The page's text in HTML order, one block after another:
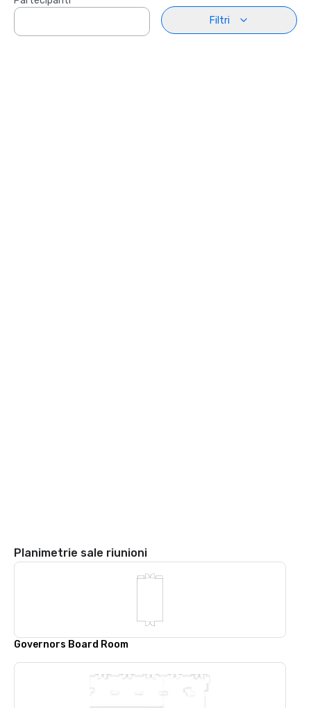
Filtri
Planimetrie sale riunioni
Governors Board Room